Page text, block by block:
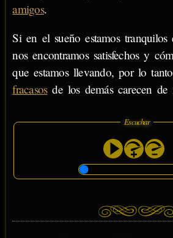
amigos.
Si en el sueño estamos
nos encontramos satisfechos y
que estamos llevando, por lo
fracasosde los demás carecen de
Escuchar